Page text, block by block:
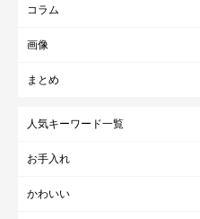
コラム
画像
まとめ
人気キーワード一覧
お手入れ
かわいい